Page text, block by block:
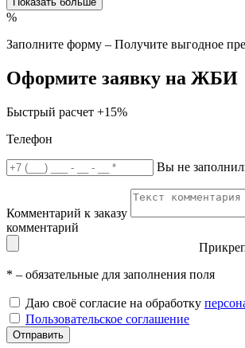
%
Заполните форму – Получите выгодное
Оформите заявку на ЖБИ
Быстрый расчет +15%
Телефон
Вы не
Комментарий к заказу
комментарий
* – обязательные для заполнения поля
Даю своё согласие на обработку
Пользовательское соглашение
Отправить